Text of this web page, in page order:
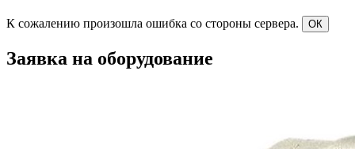
К сожалению произошла ошибка со стороны сервера. ОК
Заявка на оборудование